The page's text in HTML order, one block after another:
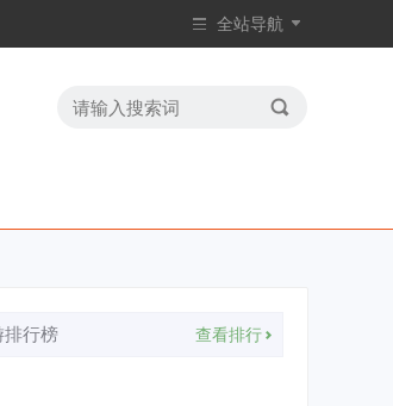
全站导航
排行榜 查看排行